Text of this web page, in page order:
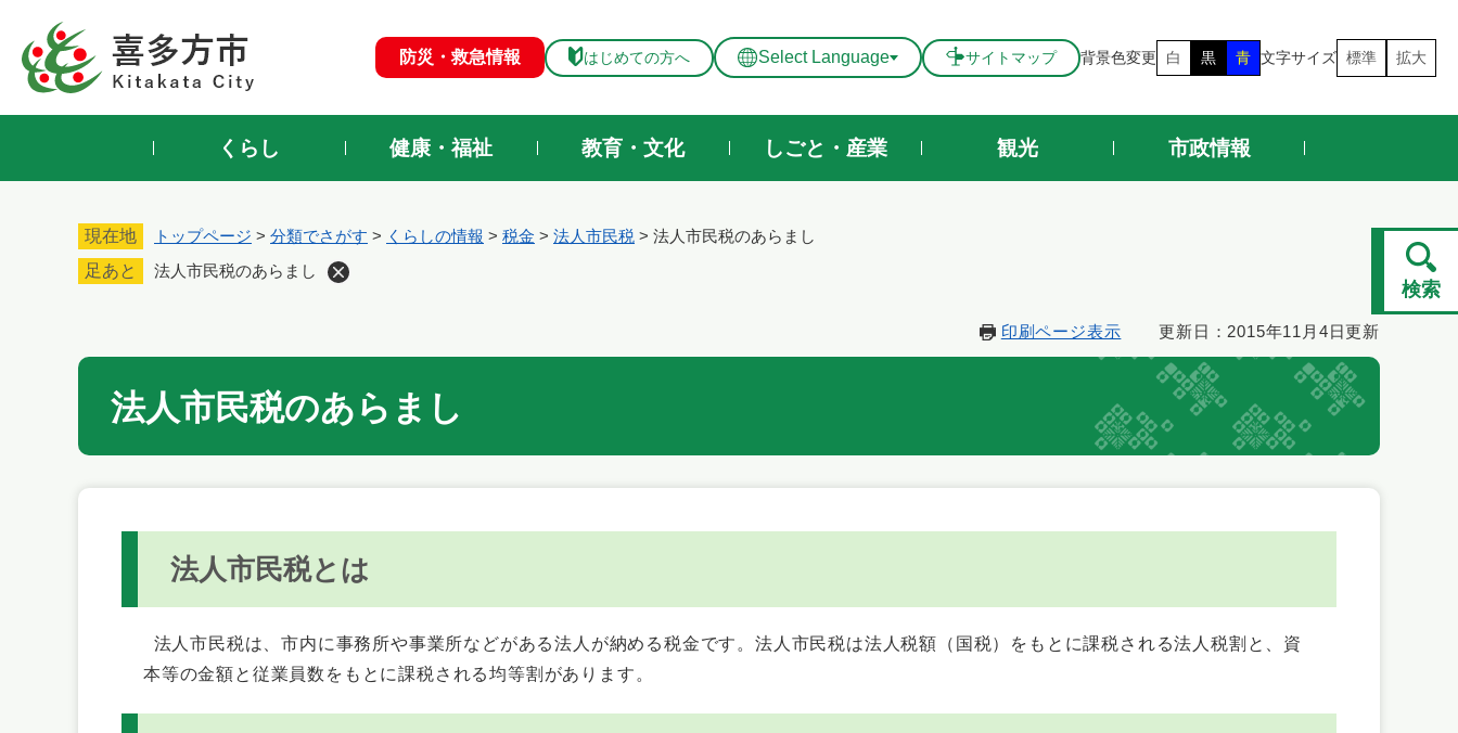
先
防災・救急情報 はじめての方へ Select Language サイトマップ 背景色変更 白 黒 青 文字サイズ 標準 拡大
くらし 健康・福祉 教育・文化 しごと・産業 観光 市政情報
現在地 トップページ > 分類でさがす > くらしの情報 > 税金 > 法人市民税 > 法人市民税のあらまし
足あと
法人市民税のあらまし
文
印刷ページ表示 更新日：2015年11月4日更新
法人市民税のあらまし
法人市民税とは
法人市民税は、市内に事務所や事業所などがある法人が納める税金です。法人市民税は法人税額（国税）をもとに課税される法人税割と、資
本等の金額と従業員数をもとに課税される均等割があります。
検索